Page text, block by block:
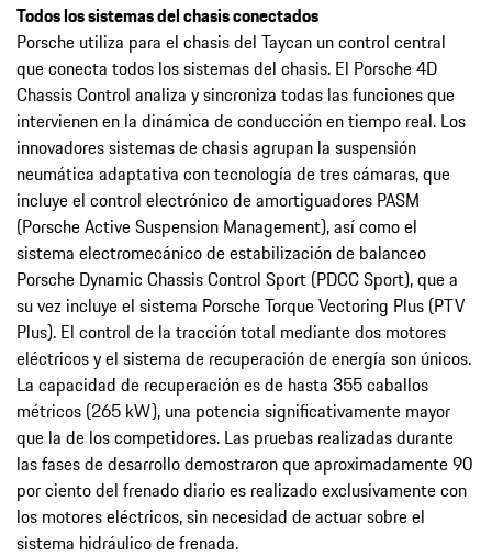
Todos los sistemas del chasis conectados
Porsche utiliza para el chasis del Taycan un control central
que conecta todos los sistemas del chasis. El Porsche 4D
Chassis Control analiza y sincroniza todas las funciones que
intervienen en la dinámica de conducción en tiempo real. Los
innovadores sistemas de chasis agrupan la suspensión
neumática adaptativa con tecnología de tres cámaras, que
incluye el control electrónico de amortiguadores PASM
(Porsche Active Suspension Management), así como el
sistema electromecánico de estabilización de balanceo
Porsche Dynamic Chassis Control Sport (PDCC Sport), que a
su vez incluye el sistema Porsche Torque Vectoring Plus (PTV
Plus). El control de la tracción total mediante dos motores
eléctricos y el sistema de recuperación de energía son únicos.
La capacidad de recuperación es de hasta 355 caballos
métricos (265 kW), una potencia significativamente mayor
que la de los competidores. Las pruebas realizadas durante
las fases de desarrollo demostraron que aproximadamente 90
por ciento del frenado diario es realizado exclusivamente con
los motores eléctricos, sin necesidad de actuar sobre el
sistema hidráulico de frenada.